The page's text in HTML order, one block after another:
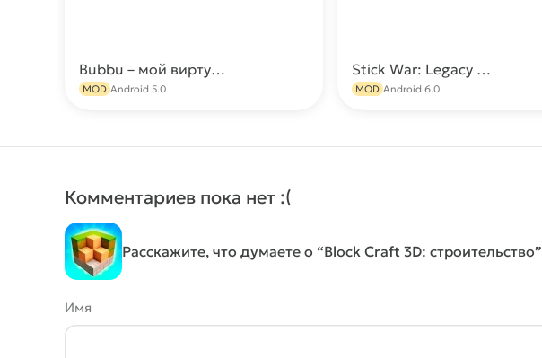
Bubbu – мой виртуальный питомец МОД (Много денег)
MOD Android 5.0
Stick War: Legacy МОД (Много камней)
MOD Android 6.0
Комментариев пока нет :(
Расскажите, что думаете о “Block Craft 3D: строительство”
Имя